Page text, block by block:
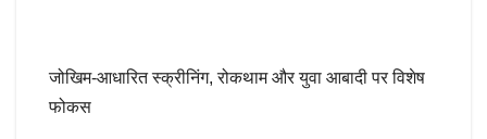
जोखिम-आधारित स्क्रीनिंग, रोकथाम और युवा आबादी पर विशेष
फोकस